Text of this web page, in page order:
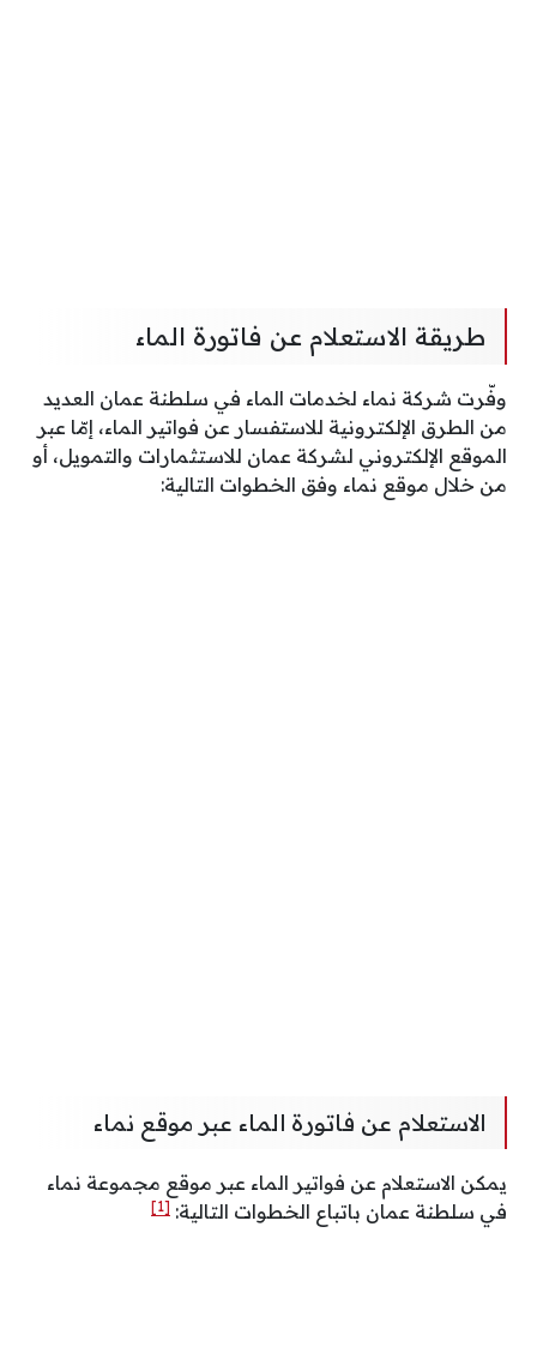
طريقة الاستعلام عن فاتورة الماء
وفّرت شركة نماء لخدمات الماء في سلطنة عمان العديد
من الطرق الإلكترونية للاستفسار عن فواتير الماء، إمّا عبر
الموقع الإلكتروني لشركة عمان للاستثمارات والتمويل، أو
من خلال موقع نماء وفق الخطوات التالية:
الاستعلام عن فاتورة الماء عبر موقع نماء
يمكن الاستعلام عن فواتير الماء عبر موقع مجموعة نماء
في سلطنة عمان باتباع الخطوات التالية: [1]